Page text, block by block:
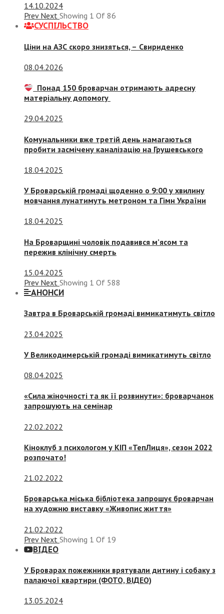
14.10.2024
Prev Next Showing 1 Of 86
СУСПIЛЬСТВО
Ціни на АЗС скоро знизяться, – Свириденко
08.04.2026
Понад 150 броварчан отримають адресну
матеріальну допомогу
29.04.2025
Комунальники вже третій день намагаються
пробити засмічену каналізацію на Грушевського
18.04.2025
У Броварській громаді щоденно о 9:00 у хвилину
мовчання лунатимуть метроном та Гімн України
18.04.2025
На Броварщині чоловік подавився м’ясом та
пережив клінічну смерть
15.04.2025
Prev Next Showing 1 Of 588
АНОНСИ
Завтра в Броварській громаді вимикатимуть світло
23.04.2025
У Великодимерській громаді вимикатимуть світло
08.04.2025
«Сила жіночності та як її розвинути»: броварчанок
запрошують на семінар
22.02.2022
Кіноклуб з психологом у КІП «ТепЛиця», сезон 2022
розпочато!
21.02.2022
Броварська міська бібліотека запрошує броварчан
на художню виставку «Живопис життя»
21.02.2022
Prev Next Showing 1 Of 19
ВІДЕО
У Броварах пожежники врятували дитину і собаку з
палаючої квартири (ФОТО, ВІДЕО)
13.05.2024